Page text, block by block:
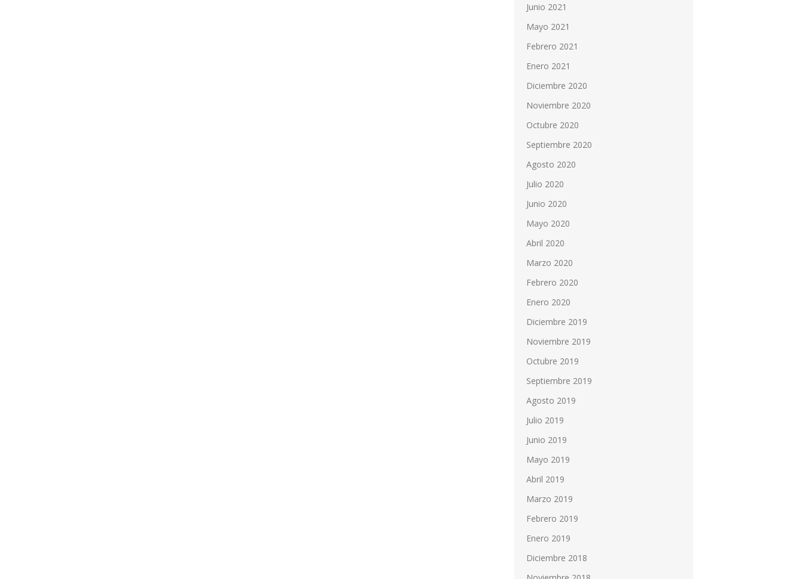
Junio 2021
Mayo 2021
Febrero 2021
Enero 2021
Diciembre 2020
Noviembre 2020
Octubre 2020
Septiembre 2020
Agosto 2020
Julio 2020
Junio 2020
Mayo 2020
Abril 2020
Marzo 2020
Febrero 2020
Enero 2020
Diciembre 2019
Noviembre 2019
Octubre 2019
Septiembre 2019
Agosto 2019
Julio 2019
Junio 2019
Mayo 2019
Abril 2019
Marzo 2019
Febrero 2019
Enero 2019
Diciembre 2018